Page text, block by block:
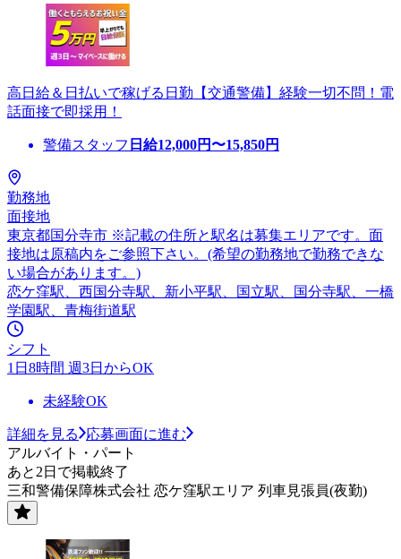
高日給＆日払いで稼げる日勤【交通警備】経験一切不問！電
話面接で即採用！
警備スタッフ 日給12,000円〜15,850円
勤務地
面接地
東京都国分寺市 ※記載の住所と駅名は募集エリアです。面
接地は原稿内をご参照下さい。(希望の勤務地で勤務できな
い場合があります。)
恋ケ窪駅、西国分寺駅、新小平駅、国立駅、国分寺駅、一橋
学園駅、青梅街道駅
シフト
1日8時間 週3日からOK
未経験OK
詳細を見る
応募画面に進む
アルバイト・パート
あと2日で掲載終了
三和警備保障株式会社 恋ケ窪駅エリア 列車見張員(夜勤)